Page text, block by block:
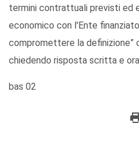
termini contrattuali previsti ed
economico con l'Ente
compromettere la definizione”
chiedendo risposta scritta e
bas 02